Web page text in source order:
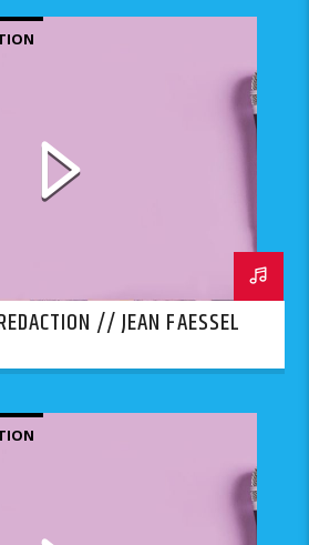
// JEAN FAESSEL